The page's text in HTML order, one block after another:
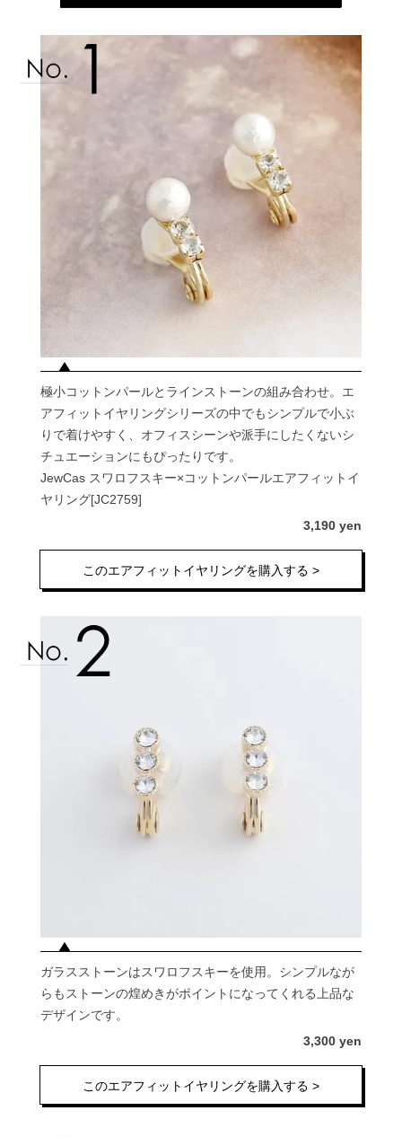
極小コットンパールとラインストーンの組み合わせ。エ
アフィットイヤリングシリーズの中でもシンプルで小ぶ
りで着けやすく、オフィスシーンや派手にしたくないシ
チュエーションにもぴったりです。
JewCas スワロフスキー×コットンパールエアフィットイ
ヤリング[JC2759]
3,190 yen
このエアフィットイヤリングを購入する >
ガラスストーンはスワロフスキーを使用。シンプルなが
らもストーンの煌めきがポイントになってくれる上品な
デザインです。
3,300 yen
このエアフィットイヤリングを購入する >